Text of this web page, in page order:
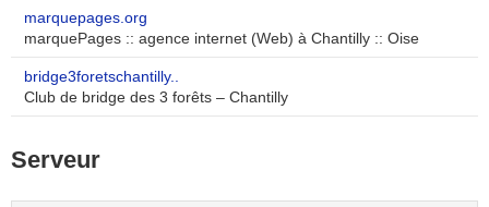
marquepages.org
marquePages :: agence internet (Web) à Chantilly :: Oise
bridge3foretschantilly..
Club de bridge des 3 forêts – Chantilly
Serveur